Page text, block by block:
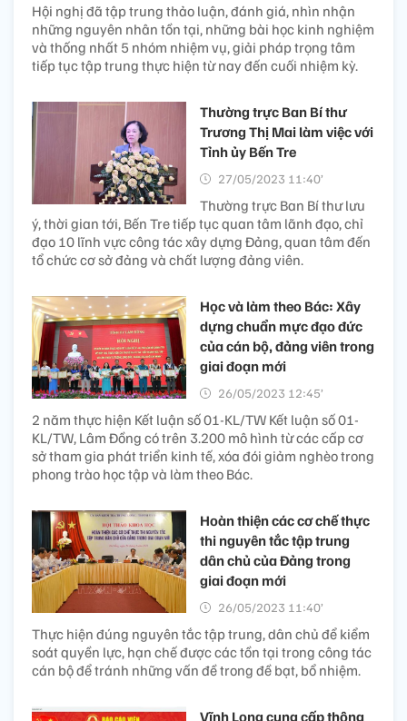
Hội nghị đã tập trung thảo luận, đánh giá, nhìn nhận
những nguyên nhân tồn tại, những bài học kinh nghiệm
và thống nhất 5 nhóm nhiệm vụ, giải pháp trọng tâm
tiếp tục tập trung thực hiện từ nay đến cuối nhiệm kỳ.
Thường trực Ban Bí thư
Trương Thị Mai làm việc với
Tỉnh ủy Bến Tre
27/05/2023 11:40’
Thường trực Ban Bí thư lưu
ý, thời gian tới, Bến Tre tiếp tục quan tâm lãnh đạo, chỉ
đạo 10 lĩnh vực công tác xây dựng Đảng, quan tâm đến
tổ chức cơ sở đảng và chất lượng đảng viên.
Học và làm theo Bác: Xây
dựng chuẩn mực đạo đức
của cán bộ, đảng viên trong
giai đoạn mới
26/05/2023 12:45’
2 năm thực hiện Kết luận số 01-KL/TW Kết luận số 01-
KL/TW, Lâm Đồng có trên 3.200 mô hình từ các cấp cơ
sở tham gia phát triển kinh tế, xóa đói giảm nghèo trong
phong trào học tập và làm theo Bác.
Hoàn thiện các cơ chế thực
thi nguyên tắc tập trung
dân chủ của Đảng trong
giai đoạn mới
26/05/2023 11:40’
Thực hiện đúng nguyên tắc tập trung, dân chủ để kiểm
soát quyền lực, hạn chế được các tồn tại trong công tác
cán bộ để tránh những vấn đề trong đề bạt, bổ nhiệm.
Vĩnh Long cung cấp thông